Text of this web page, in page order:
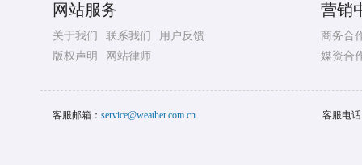
网站服务
关于我们 联系我们
用户反馈
版权声明
网站律师
营销
商务合
媒资合
客服邮箱： service@weather.com.cn 客服电